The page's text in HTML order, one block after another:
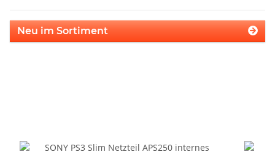
Neu im Sortiment